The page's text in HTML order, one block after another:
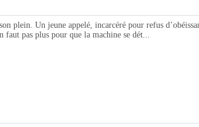
Un jeune appelé, incarcéré pour refus
pas plus pour que la machine se dét...